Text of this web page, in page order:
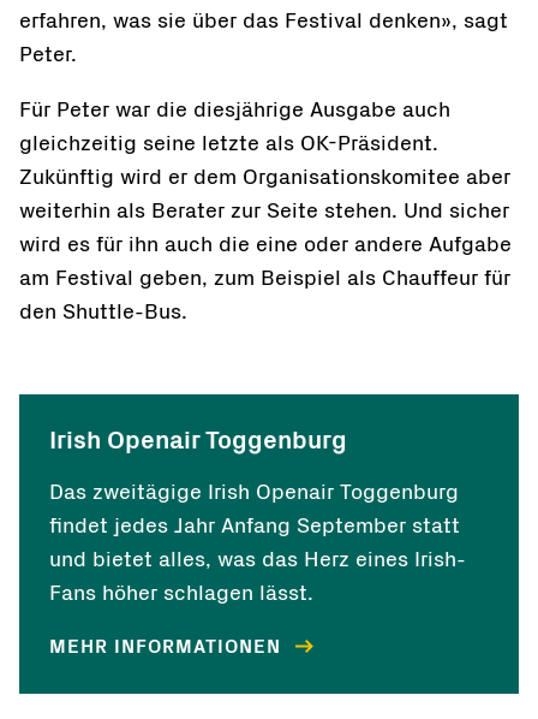
erfahren, was sie über das Festival denken», sagt
Peter.
Für Peter war die diesjährige Ausgabe auch
gleichzeitig seine letzte als OK-Präsident.
Zukünftig wird er dem Organisationskomitee aber
weiterhin als Berater zur Seite stehen. Und sicher
wird es für ihn auch die eine oder andere Aufgabe
am Festival geben, zum Beispiel als Chauffeur für
den Shuttle-Bus.
Irish Openair Toggenburg
Das zweitägige Irish Openair Toggenburg
findet jedes Jahr Anfang September statt
und bietet alles, was das Herz eines Irish-
Fans höher schlagen lässt.
MEHR INFORMATIONEN